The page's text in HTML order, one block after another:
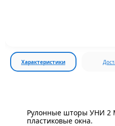
Характеристики
Рулонные шторы УНИ 2
пластиковые окна.